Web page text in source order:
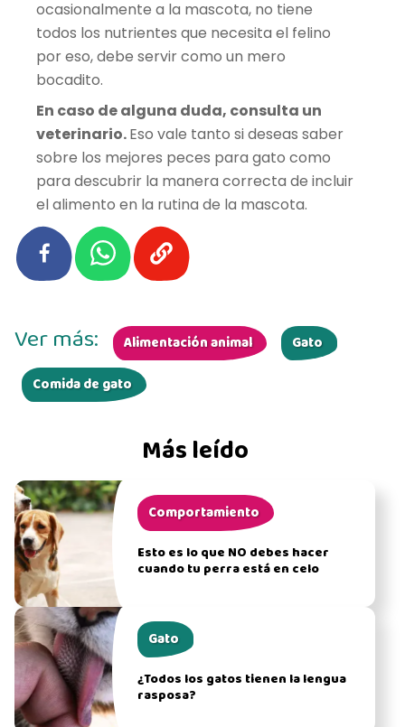
ocasionalmente a la mascota, no tiene
todos los nutrientes que necesita el felino
por eso, debe servir como un mero
bocadito.
En caso de alguna duda, consulta un
veterinario.Eso vale tanto si deseas saber
sobre los mejores peces para gato como
para descubrir la manera correcta de incluir
el alimento en la rutina de la mascota.
Más leído
Comportamiento
Esto es lo que NO debes hacer
cuando tu perra está en celo
Gato
¿Todos los gatos tienen la lengua
rasposa?
Ver más: Alimentación animal
Gato
Comida de gato